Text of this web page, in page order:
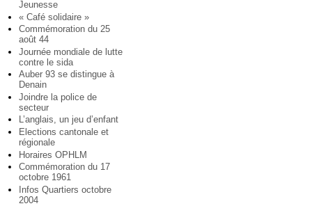
Jeunesse
« Café solidaire »
Commémoration du 25
août 44
Journée mondiale de lutte
contre le sida
Auber 93 se distingue à
Denain
Joindre la police de
secteur
L’anglais, un jeu d’enfant
Elections cantonale et
régionale
Horaires OPHLM
Commémoration du 17
octobre 1961
Infos Quartiers octobre
2004